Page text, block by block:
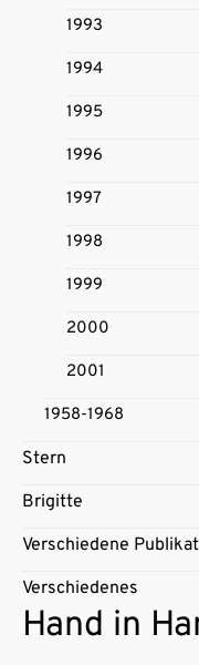
1993
1994
1995
1996
1997
1998
1999
2000
2001
1958-1968
Stern
Brigitte
Verschiedene
Verschiedenes
Hand in